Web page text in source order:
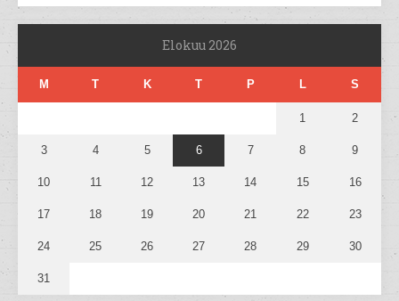
Elokuu 2026
M T K T P L S
1 2
3 4 5 6 7 8 9
10 11 12 13 14 15 16
17 18 19 20 21 22 23
24 25 26 27 28 29 30
31